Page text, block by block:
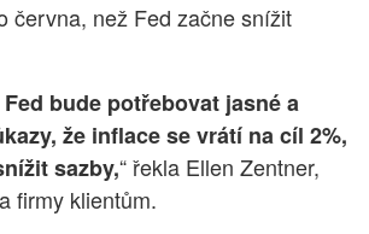
června, než Fed začne snížit
bude potřebovat jasné a
že inflace se vrátí na cíl 2%,
sazby,“ řekla Ellen Zentner,
firmy klientům.